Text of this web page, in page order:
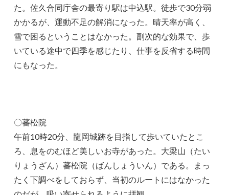
た。佐久合同庁舎の最寄り駅は中込駅。徒歩で30分弱
かかるが、運動不足の解消になった。晴天率が高く、
雪で困るということはなかった。副次的な効果で、歩
いている途中で四季を感じたり、仕事を反省する時間
にもなった。
〇蕃松院
午前10時20分、龍岡城跡を目指して歩いていたとこ
ろ、息をのむほど美しいお寺があった。大梁山（たい
りょうざん）蕃松院（ばんしょういん）である。まっ
たく下調べをしておらず、当初のルートにはなかった